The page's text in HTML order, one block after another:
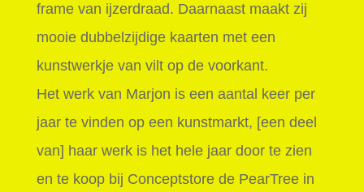
frame van ijzerdraad. Daarnaast maakt zij
mooie dubbelzijdige kaarten met een
kunstwerkje van vilt op de voorkant.
Het werk van Marjon is een aantal keer per
jaar te vinden op een kunstmarkt, [een deel
van] haar werk is het hele jaar door te zien
en te koop bij Conceptstore de PearTree in